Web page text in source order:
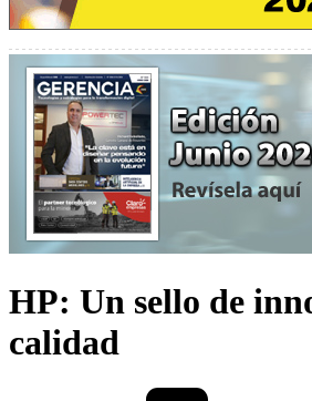
HP: Un sello de
calidad